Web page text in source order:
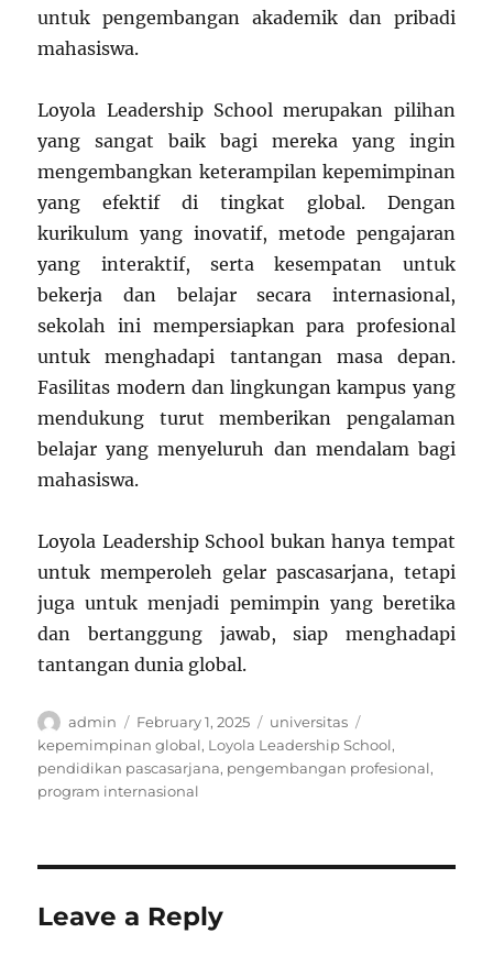
untuk pengembangan akademik dan pribadi
mahasiswa.
Loyola Leadership School merupakan pilihan
yang sangat baik bagi mereka yang ingin
mengembangkan keterampilan kepemimpinan
yang efektif di tingkat global. Dengan
kurikulum yang inovatif, metode pengajaran
yang interaktif, serta kesempatan untuk
bekerja dan belajar secara internasional,
sekolah ini mempersiapkan para profesional
untuk menghadapi tantangan masa depan.
Fasilitas modern dan lingkungan kampus yang
mendukung turut memberikan pengalaman
belajar yang menyeluruh dan mendalam bagi
mahasiswa.
Loyola Leadership School bukan hanya tempat
untuk memperoleh gelar pascasarjana, tetapi
juga untuk menjadi pemimpin yang beretika
dan bertanggung jawab, siap menghadapi
tantangan dunia global.
Author
admin
Posted
on
February 1, 2025 Categories
universitas
kepemimpinan global, Loyola Leadership School,
pendidikan pascasarjana, pengembangan profesional,
program internasional
Leave a Reply